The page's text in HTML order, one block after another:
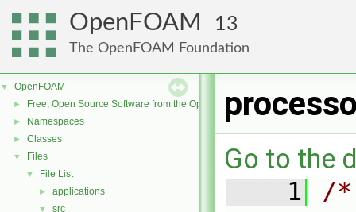
OpenFOAM 13
The OpenFOAM Foundation
▼ OpenFOAM
► Free, Open Source Software from the OpenFOAM Foundation
► Namespaces
► Classes
▼ Files
▼ File List
► applications
▼ src
Go to the
    1
/